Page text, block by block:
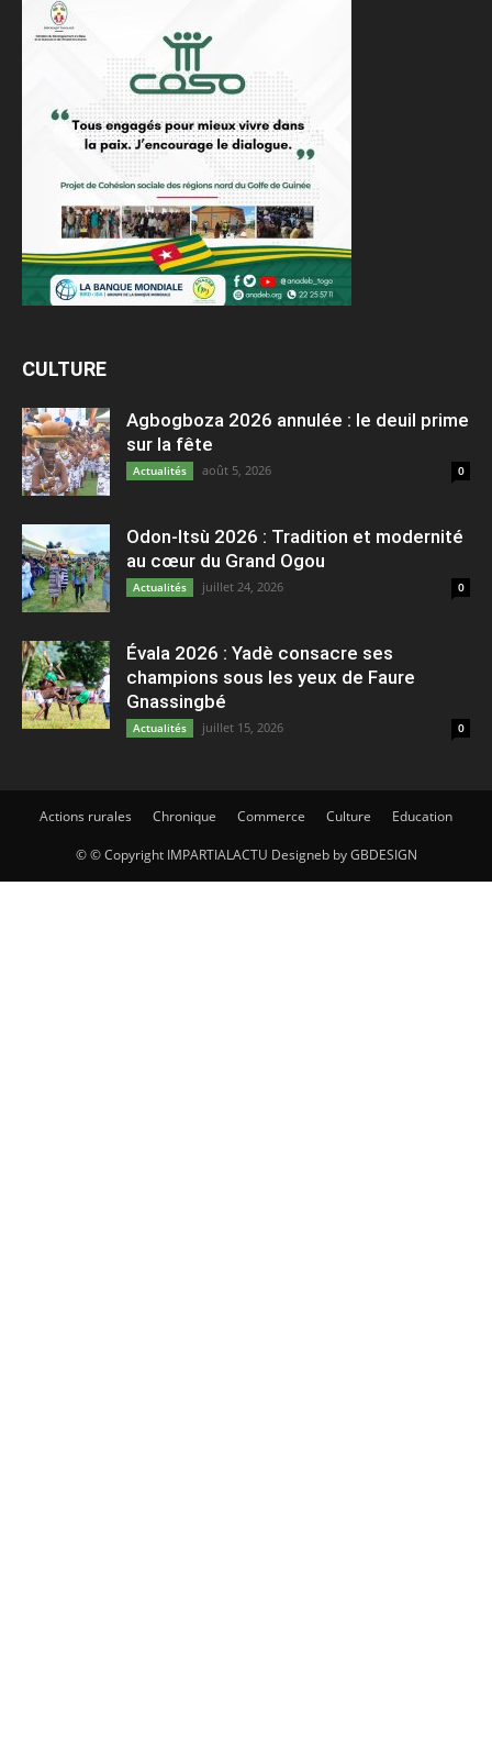
CULTURE
Agbogboza 2026 annulée : le deuil prime
sur la fête
Actualités août 5, 2026 0
Odon-Itsù 2026 : Tradition et modernité
au cœur du Grand Ogou
Actualités juillet 24, 2026 0
Évala 2026 : Yadè consacre ses
champions sous les yeux de Faure
Gnassingbé
Actualités juillet 15, 2026 0
Actions rurales Chronique Commerce Culture Education
© © Copyright IMPARTIALACTU Designeb by GBDESIGN